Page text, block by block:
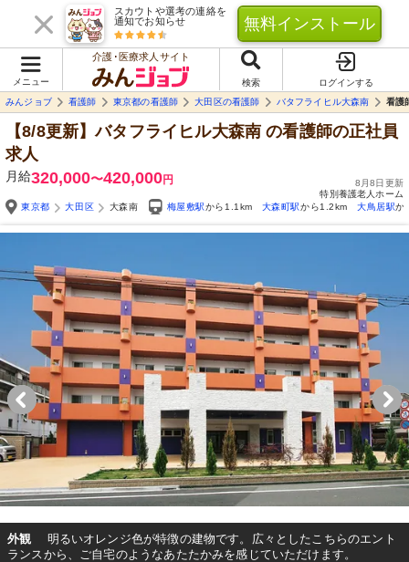
スカウトや選考の連絡を
通知でお知らせ
無料インストール
メニュー
介護･医療求人サイト
検索
ログインする
みんジョブ
看護師 東京都の看護師 大田区の看護師 バタフライヒル大森南 看護
【8/8更新】バタフライヒル大森南 の看護師の正社員
求人
月給320,000〜420,000円
8月8日更新
特別養護老人ホーム
東京都
大田区 大森南 梅屋敷駅から1.1km 大森町駅から1.2km 大鳥居駅か
外観
明るいオレンジ色が特徴の建物です。広々としたこちらのエント
ランスから、ご自宅のようなあたたかみを感じていただけます。